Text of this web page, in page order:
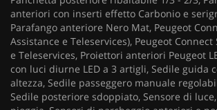
anteriori con inserti effetto Carbonio e
Parafango anteriore Nero Mat, Peugeot
Assistance e Teleservices), Peugeot Connect
e Teleservices, Proiettori anteriori Peugeot
con luci diurne LED a 3 artigli, Sedile guida
altezza, Sedile passeggero manuale
Sedile posteriore sdoppiato, Sensore di